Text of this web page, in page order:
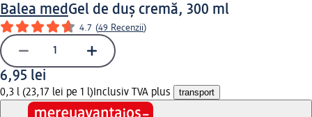
Balea medGel de duș cremă, 300 ml
4.7 (49 Recenzii)
6,95 lei
0,3 l (23,17 lei pe 1 l) Inclusiv TVA plus transport